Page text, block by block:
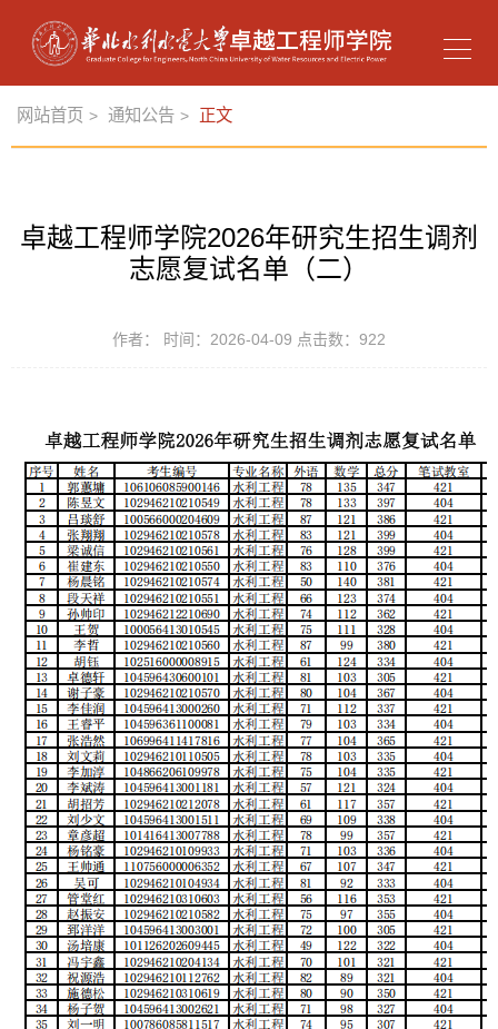
网站首页 > 通知公告 > 正文
卓越工程师学院2026年研究生招生调剂
志愿复试名单（二）
作者： 时间：2026-04-09 点击数： 922